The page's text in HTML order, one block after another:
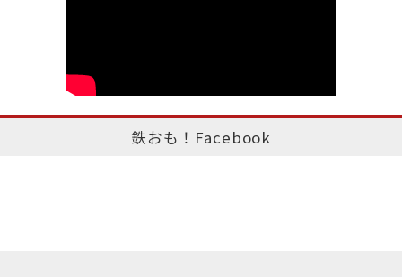
鉄おも！Facebook